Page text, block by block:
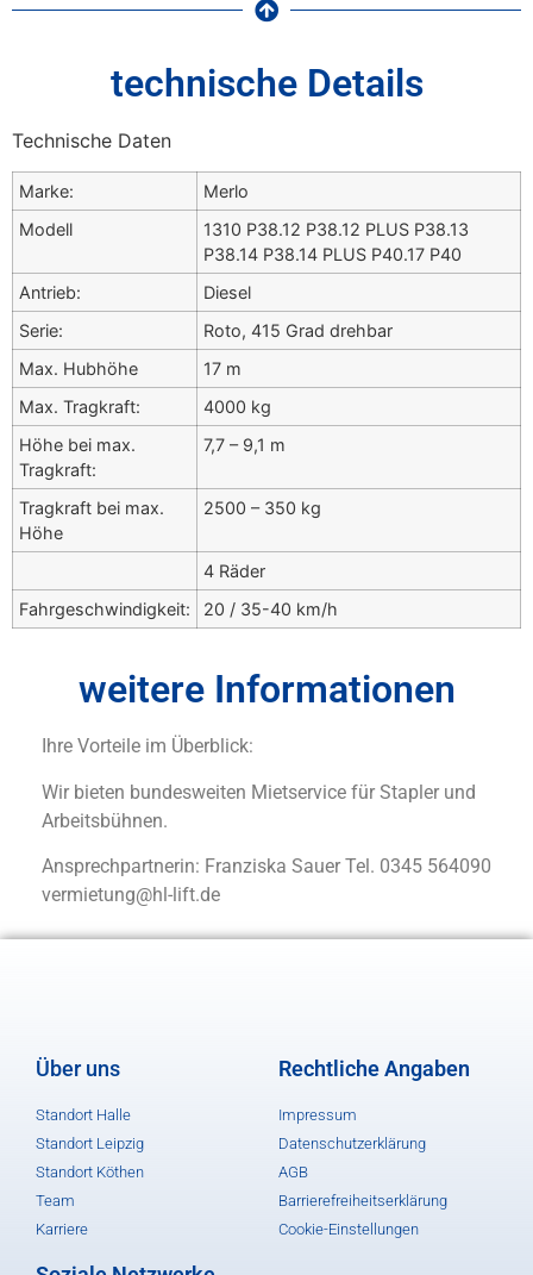
technische Details
Technische Daten
Marke:
Merlo
Modell
1310 P38.12 P38.12 PLUS P38.13
P38.14 P38.14 PLUS P40.17 P40
Antrieb:
Diesel
Serie:
Roto, 415 Grad drehbar
Max. Hubhöhe
17 m
Max. Tragkraft:
4000 kg
Höhe bei max.
Tragkraft:
7,7 – 9,1 m
Tragkraft bei max.
Höhe
2500 – 350 kg
4 Räder
Fahrgeschwindigkeit:
20 / 35-40 km/h
weitere Informationen
Ihre Vorteile im Überblick:
Wir bieten bundesweiten Mietservice für Stapler und
Arbeitsbühnen.
Ansprechpartnerin: Franziska Sauer Tel. 0345 564090
vermietung@hl-lift.de
Über uns
Standort Halle
Standort Leipzig
Standort Köthen
Team
Karriere
Rechtliche Angaben
Impressum
Datenschutzerklärung
AGB
Barrierefreiheitserklärung
Cookie-Einstellungen